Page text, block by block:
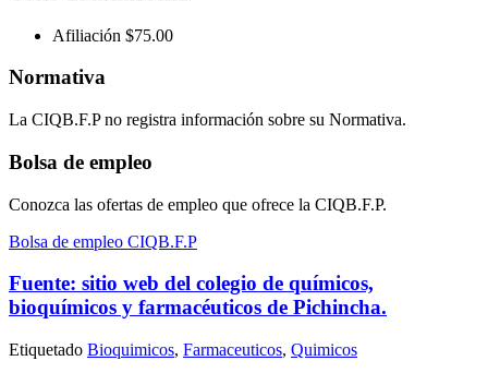
Afiliación $75.00
Normativa
La CIQB.F.P no registra información sobre su Normativa.
Bolsa de empleo
Conozca las ofertas de empleo que ofrece la CIQB.F.P.
Bolsa de empleo CIQB.F.P
Fuente: sitio web del colegio de químicos,
bioquímicos y farmacéuticos de Pichincha.
Etiquetado Bioquimicos, Farmaceuticos, Quimicos